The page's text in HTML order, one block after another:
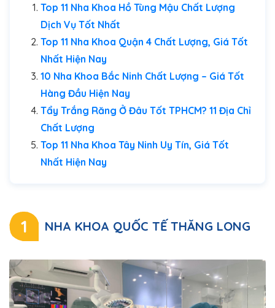
Top 11 Nha Khoa Hồ Tùng Mậu Chất Lượng
Dịch Vụ Tốt Nhất
Top 11 Nha Khoa Quận 4 Chất Lượng, Giá Tốt
Nhất Hiện Nay
10 Nha Khoa Bắc Ninh Chất Lượng – Giá Tốt
Hàng Đầu Hiện Nay
Tẩy Trắng Răng Ở Đâu Tốt TPHCM? 11 Địa Chỉ
Chất Lượng
Top 11 Nha Khoa Tây Ninh Uy Tín, Giá Tốt
Nhất Hiện Nay
1 NHA KHOA QUỐC TẾ THĂNG LONG